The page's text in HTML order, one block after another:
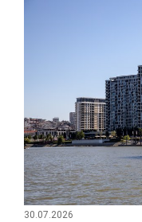
30.07.2026